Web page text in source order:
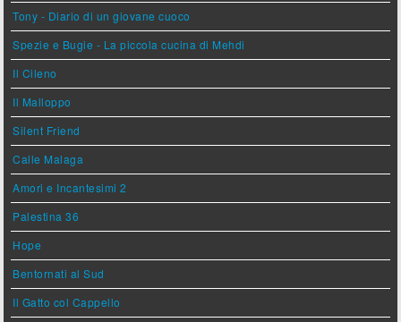
Tony - Diario di un giovane cuoco
Spezie e Bugie - La piccola cucina di Mehdi
Il Cileno
Il Malloppo
Silent Friend
Calle Malaga
Amori e Incantesimi 2
Palestina 36
Hope
Bentornati al Sud
Il Gatto col Cappello